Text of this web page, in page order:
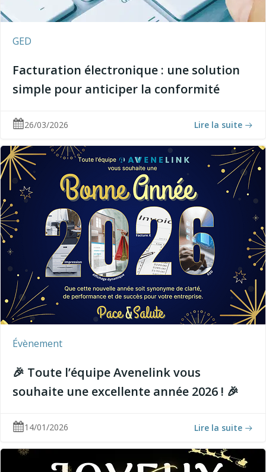
GED
Facturation électronique : une solution
simple pour anticiper la conformité
26/03/2026 Lire la suite
Évènement
🎉 Toute l’équipe Avenelink vous
souhaite une excellente année 2026 ! 🎉
14/01/2026 Lire la suite